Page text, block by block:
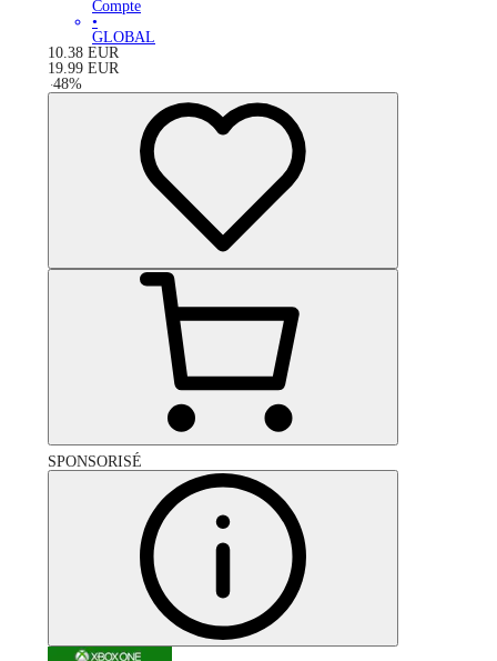
Compte
•
GLOBAL
10.38 EUR
19.99 EUR
-48%
SPONSORISÉ